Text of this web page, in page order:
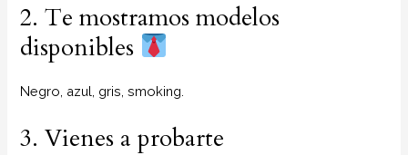
2. Te mostramos modelos
disponibles
Negro, azul, gris, smoking.
3. Vienes a probarte